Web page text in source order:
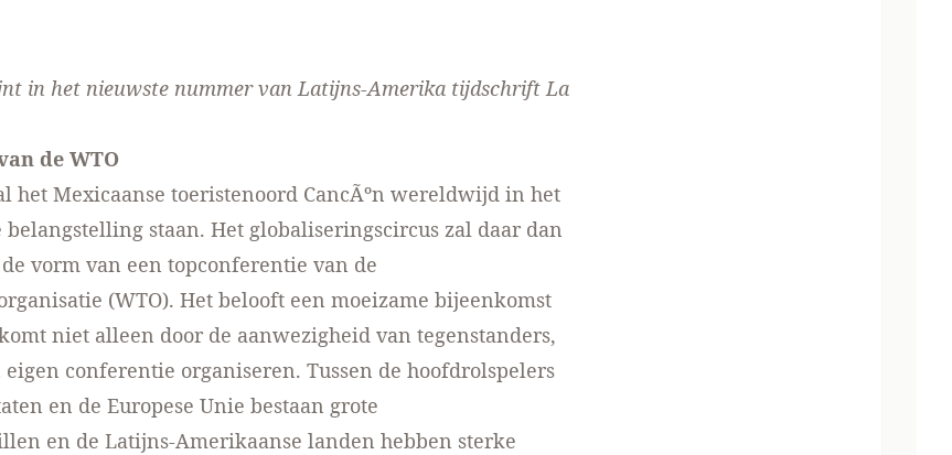
in het nieuwste nummer van Latijns-Amerika tijdschrift La
de WTO
het Mexicaanse toeristenoord CancÃºn wereldwijd in het
staan. Het globaliseringscircus zal daar dan
vorm van een topconferentie van de
(WTO). Het belooft een moeizame bijeenkomst
niet alleen door de aanwezigheid van tegenstanders,
conferentie organiseren. Tussen de hoofdrolspelers
en de Europese Unie bestaan grote
en de Latijns-Amerikaanse landen hebben sterke